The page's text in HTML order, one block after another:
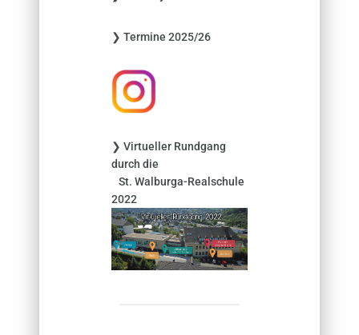
a
h
:
❯ Termine 2025/26
❯ Virtueller Rundgang
durch die
St. Walburga-Realschule
2022